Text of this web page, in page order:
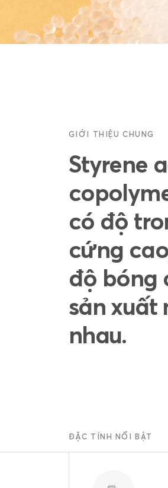
GIỚI THIỆU CHUNG
Styrene
có độ
cứng
độ bóng
sản xuất
nhau.
ĐẶC TÍNH NỔI BẬT